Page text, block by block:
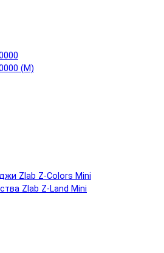
(М)
Zlab Z-Colors Mini
Zlab Z-Land Mini